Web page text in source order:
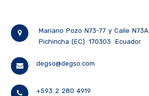
Mariano Pozo N73-77 y Calle N73A
Pichincha (EC)
170303 Ecuador
degso@degso.com
+593 2 280 4919